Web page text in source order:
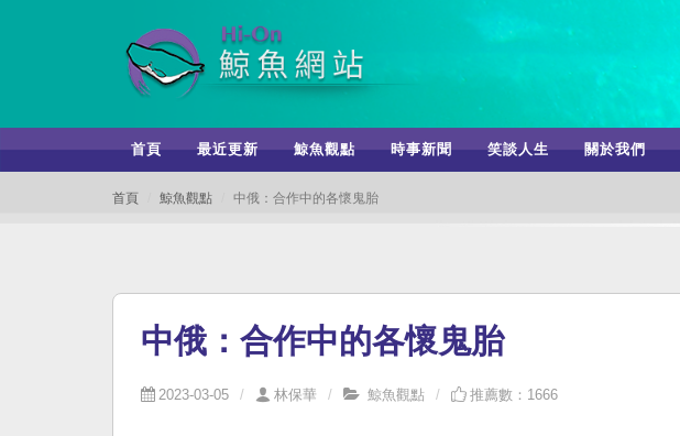
首頁 最近更新 鯨魚觀點 時事新聞 笑談人生 關於我們
首頁 鯨魚觀點 中俄：合作中的各懷鬼胎
中俄：合作中的各懷鬼胎
2023-03-05 林保華 鯨魚觀點 推薦數：1666